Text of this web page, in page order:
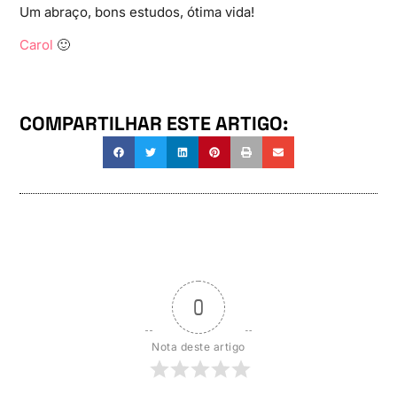
Um abraço, bons estudos, ótima vida!
Carol 🙂
COMPARTILHAR ESTE ARTIGO:
0
Nota deste artigo